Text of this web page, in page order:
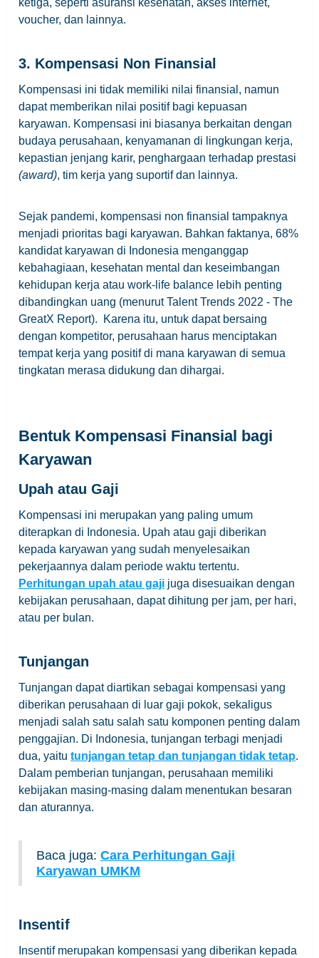
ketiga, seperti asuransi kesehatan, akses internet,
voucher, dan lainnya.
3. Kompensasi Non Finansial
Kompensasi ini tidak memiliki nilai finansial, namun
dapat memberikan nilai positif bagi kepuasan
karyawan. Kompensasi ini biasanya berkaitan dengan
budaya perusahaan, kenyamanan di lingkungan kerja,
kepastian jenjang karir, penghargaan terhadap prestasi
(award), tim kerja yang suportif dan lainnya.
Sejak pandemi, kompensasi non finansial tampaknya
menjadi prioritas bagi karyawan. Bahkan faktanya, 68%
kandidat karyawan di Indonesia menganggap
kebahagiaan, kesehatan mental dan keseimbangan
kehidupan kerja atau work-life balance lebih penting
dibandingkan uang (menurut Talent Trends 2022 - The
GreatX Report). Karena itu, untuk dapat bersaing
dengan kompetitor, perusahaan harus menciptakan
tempat kerja yang positif di mana karyawan di semua
tingkatan merasa didukung dan dihargai.
Bentuk Kompensasi Finansial bagi
Karyawan
Upah atau Gaji
Kompensasi ini merupakan yang paling umum
diterapkan di Indonesia. Upah atau gaji diberikan
kepada karyawan yang sudah menyelesaikan
pekerjaannya dalam periode waktu tertentu.
Perhitungan upah atau gaji juga disesuaikan dengan
kebijakan perusahaan, dapat dihitung per jam, per hari,
atau per bulan.
Tunjangan
Tunjangan dapat diartikan sebagai kompensasi yang
diberikan perusahaan di luar gaji pokok, sekaligus
menjadi salah satu salah satu komponen penting dalam
penggajian. Di Indonesia, tunjangan terbagi menjadi
dua, yaitu tunjangan tetap dan tunjangan tidak tetap.
Dalam pemberian tunjangan, perusahaan memiliki
kebijakan masing-masing dalam menentukan besaran
dan aturannya.
Baca juga: Cara Perhitungan Gaji
Karyawan UMKM
Insentif
Insentif merupakan kompensasi yang diberikan kepada